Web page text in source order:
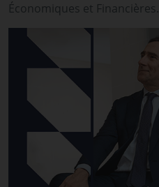
Économiques et Financières.